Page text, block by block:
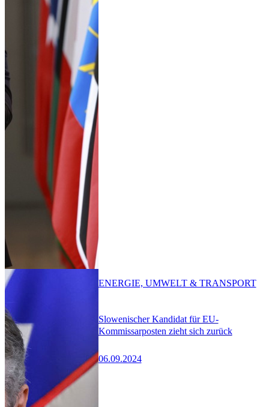
Slowenischer Kandidat für EU-
Kommissarposten zieht sich zurück
06.09.2024
ENERGIE, UMWELT & TRANSPORT